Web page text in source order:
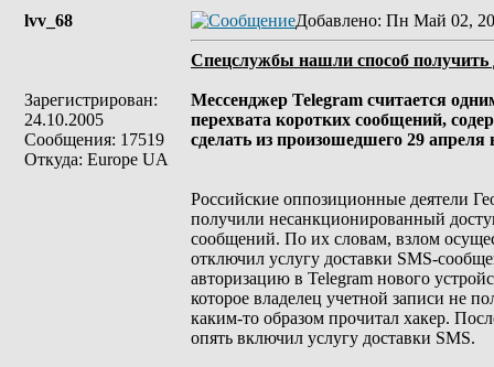
lvv_68
Зарегистрирован:
24.10.2005
Сообщения: 17519
Откуда: Europe UA
Добавлено: Пн Май 02,
Спецслужбы нашли способ получить
Мессенджер Telegram считается
перехвата коротких сообщений,
сделать из произошедшего 29
Российские оппозиционные деятели
получили несанкционированный
сообщений. По их словам, взлом
отключил услугу доставки SMS-
авторизацию в Telegram нового
которое владелец учетной записи не
каким-то образом прочитал хакер.
опять включил услугу доставки SMS.